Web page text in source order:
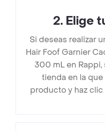
2. Elige
Si deseas realizar
Hair Foof Garnier
300 mL en
tienda en la
producto y haz clic